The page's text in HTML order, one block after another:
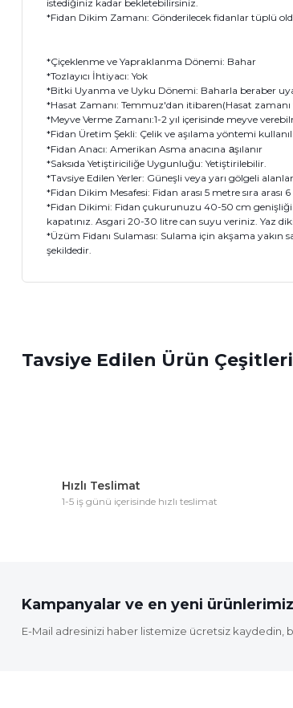
istediğiniz kadar bekletebilirsiniz.
*Fidan Dikim Zamanı: Gönderilecek fidanlar tüplü
*Çiçeklenme ve Yapraklanma Dönemi: Bahar
*Tozlayıcı İhtiyacı: Yok
*Bitki Uyanma ve Uyku Dönemi: Baharla beraber
*Hasat Zamanı: Temmuz'dan itibaren(Hasat
*Meyve Verme Zamanı:1-2 yıl içerisinde meyve
*Fidan Üretim Şekli: Çelik ve aşılama yöntemi
*Fidan Anacı: Amerikan Asma anacına aşılanır
*Saksıda Yetiştiriciliğe Uygunluğu: Yetiştirilebilir.
*Tavsiye Edilen Yerler: Güneşli veya yarı gölgeli alanlar
*Fidan Dikim Mesafesi: Fidan arası 5 metre sıra
*Fidan Dikimi: Fidan çukurunuzu 40-50 cm
kapatınız. Asgari 20-30 litre can suyu veriniz. Yaz
*Üzüm Fidanı Sulaması: Sulama için akşama yakın
şekildedir.
Ürün resmi kalitesiz, bozuk veya
Tavsiye Edilen Ürün Çeşitleri
Hızlı Teslimat
1-5 iş günü içerisinde hızlı teslimat
Kampanyalar ve en yeni
E-Mail adresinizi haber listemize ücretsiz kaydedin,